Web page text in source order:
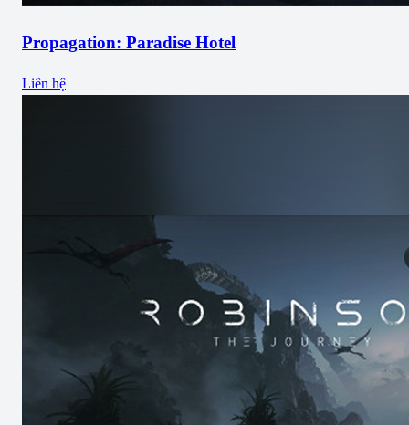
Propagation: Paradise Hotel
Liên hệ